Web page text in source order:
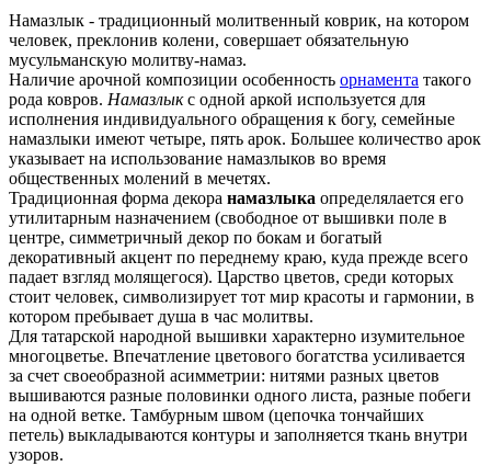
Намазлык - традиционный молитвенный коврик, на котором
человек, преклонив колени, совершает обязательную
мусульманскую молитву-намаз.
Наличие арочной композиции особенность орнамента такого
рода ковров. Намазлыкс одной аркой используется для
исполнения индивидуального обращения к богу, семейные
намазлыки имеют четыре, пять арок. Большее количество арок
указывает на использование намазлыков во время
общественных молений в мечетях.
Традиционная форма декора намазлыка определялается его
утилитарным назначением (свободное от вышивки поле в
центре, симметричный декор по бокам и богатый
декоративный акцент по переднему краю, куда прежде всего
падает взгляд молящегося). Царство цветов, среди которых
стоит человек, символизирует тот мир красоты и гармонии, в
котором пребывает душа в час молитвы.
Для татарской народной вышивки характерно изумительное
многоцветье. Впечатление цветового богатства усиливается
за счет своеобразной асимметрии: нитями разных цветов
вышиваются разные половинки одного листа, разные побеги
на одной ветке. Тамбурным швом (цепочка тончайших
петель) выкладываются контуры и заполняется ткань внутри
узоров.